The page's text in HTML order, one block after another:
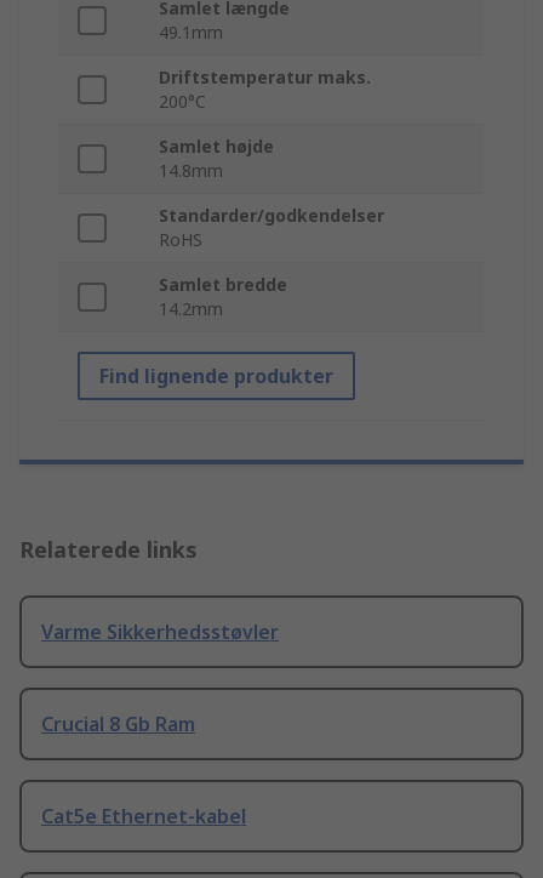
Samlet længde
49.1mm
Driftstemperatur maks.
200°C
Samlet højde
14.8mm
Standarder/godkendelser
RoHS
Samlet bredde
14.2mm
Find lignende produkter
Relaterede links
Varme Sikkerhedsstøvler
Crucial 8 Gb Ram
Cat5e Ethernet-kabel